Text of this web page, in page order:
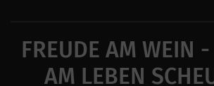
FREUDE AM WEIN
AM LEBEN